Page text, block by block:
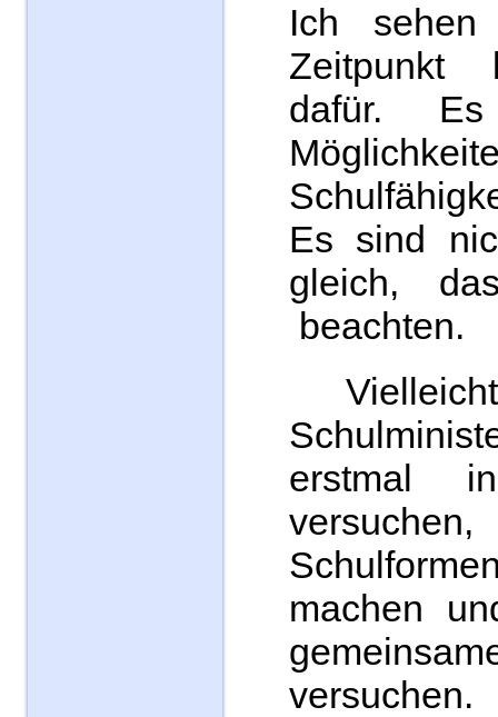
Ich sehen
Zeitpunkt
dafür.
Es sind
gleich,
beachten.
erstmal
machen
versuchen.